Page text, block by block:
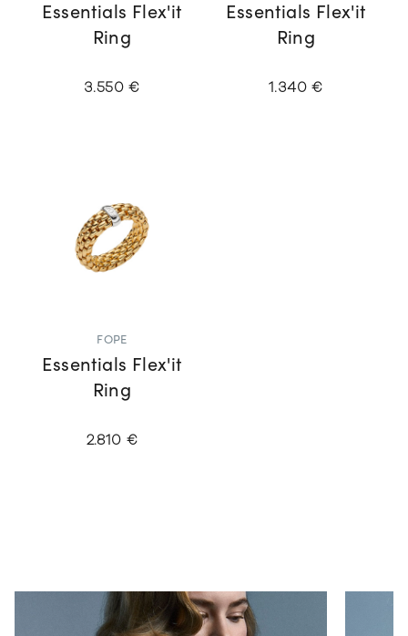
Essentials Flex'it
Ring
3.550 €
Essentials Flex'it
Ring
1.340 €
FOPE
Essentials Flex'it
Ring
2.810 €